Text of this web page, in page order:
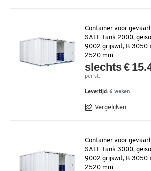
Container voor
SAFE Tank 2000,
9002 grijswit, B 3050
2520 mm
slechts €
per st.
Levertijd:6 weken
Vergelijken
Container voor
SAFE Tank 3000,
9002 grijswit, B 3050
2520 mm